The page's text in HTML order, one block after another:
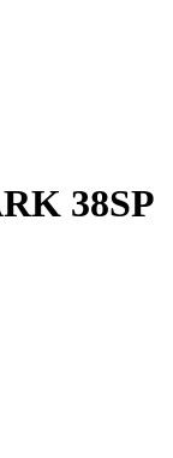
38SP